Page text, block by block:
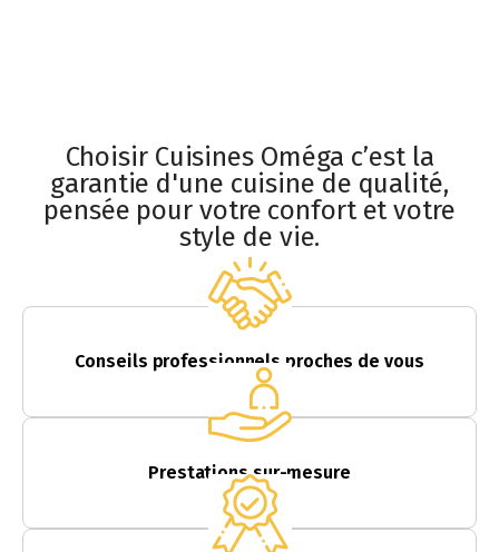
Choisir Cuisines Oméga c’est la
garantie d'une cuisine de qualité,
pensée pour votre confort et votre
style de vie.
Conseils professionnels proches de vous
Prestations sur-mesure